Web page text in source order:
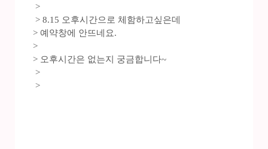
>
> 8.15 오후시간으로 체함하고싶은데
> 예약창에 안뜨네요.
>
> 오후시간은 없는지 궁금합니다~
>
>